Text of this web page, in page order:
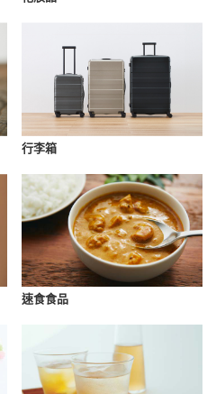
行李箱
速食食品